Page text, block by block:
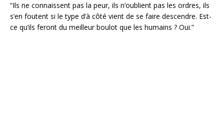
“Ils ne connaissent pas la peur, ils n’oublient pas les ordres, ils
s’en foutent si le type d’à côté vient de se faire descendre. Est-
ce qu’ils feront du meilleur boulot que les humains ? Oui.”